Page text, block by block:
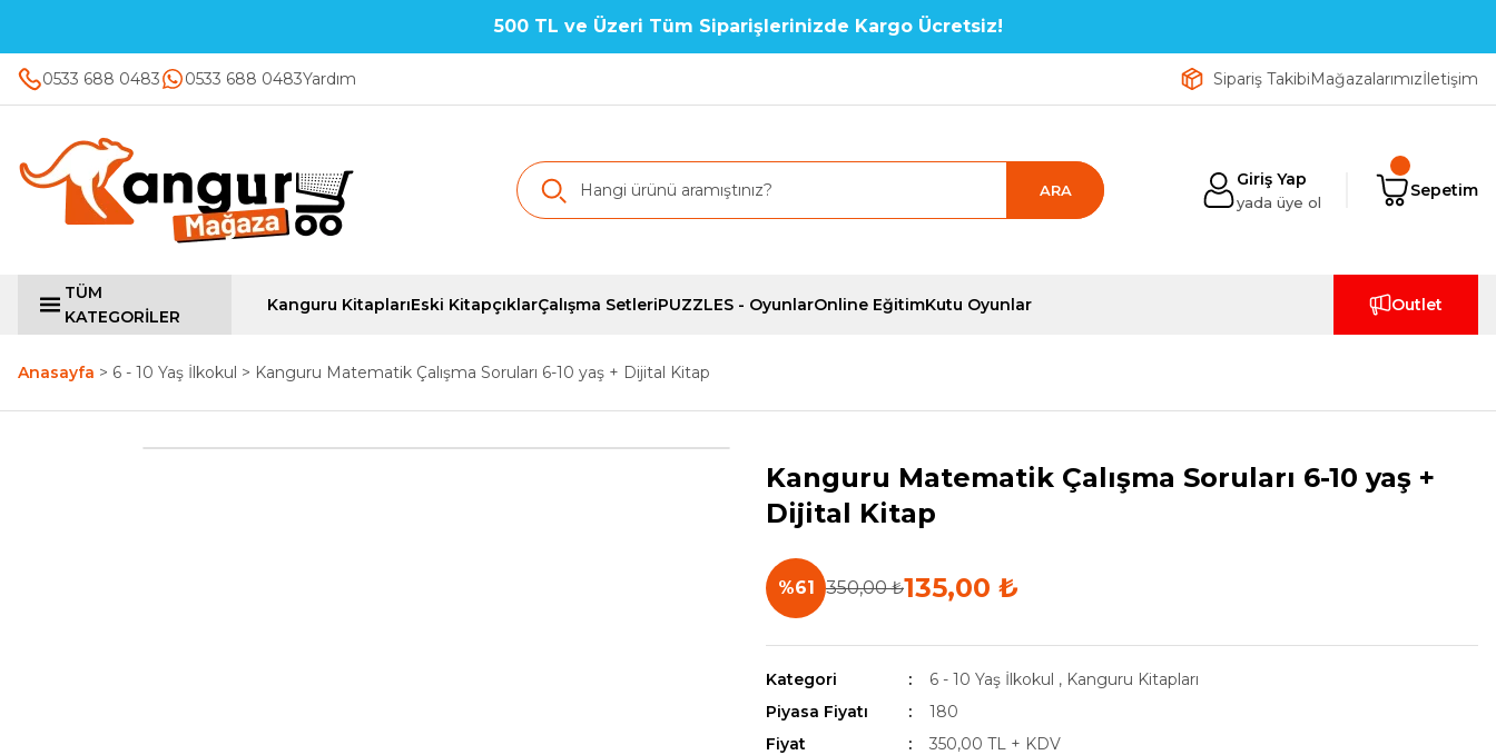
500 TL ve Üzeri Tüm Siparişlerinizde Kargo Ücretsiz!
0533 688 0483 0533 688 0483Yardım Sipariş TakibiMağazalarımızİletişim
ARA
Giriş Yap
yada üye ol
Sepetim
TÜM
KATEGORİLER
Kanguru KitaplarıEski KitapçıklarÇalışma SetleriPUZZLES - OyunlarOnline EğitimKutu Oyunlar Outlet
Anasayfa 6 - 10 Yaş İlkokul Kanguru Matematik Çalışma Soruları 6-10 yaş + Dijital Kitap
Kanguru Matematik Çalışma Soruları 6-10 yaş +
Dijital Kitap
%61 350,00 ₺135,00 ₺
Kategori 6 - 10 Yaş İlkokul , Kanguru Kitapları
Piyasa Fiyatı
180
Fiyat
350,00 TL + KDV